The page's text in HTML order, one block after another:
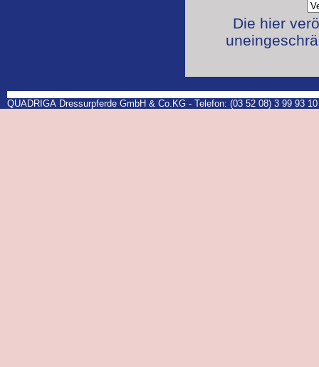
Die hier
QUADRIGA Dressurpferde GmbH & Co.KG - Telefon: (03 52 08) 3 99 93 10